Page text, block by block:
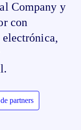
Company y
con
partners